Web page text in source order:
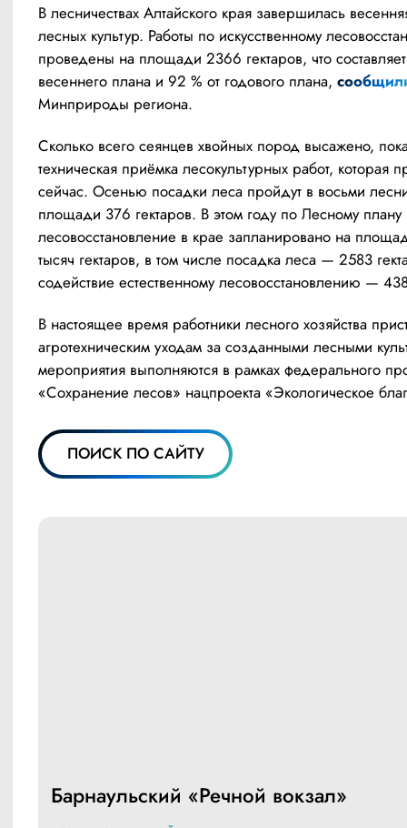
В лесничествах Алтайского края завершилась
лесных культур. Работы по искусственному
проведены на площади 2366 гектаров, что
весеннего плана и 92 % от годового плана,
Минприроды региона.
Сколько всего сеянцев хвойных пород высажено,
техническая приёмка лесокультурных работ, которая
сейчас. Осенью посадки леса пройдут в восьми
площади 376 гектаров. В этом году по Лесному плану
лесовосстановление в крае запланировано на
тысяч гектаров, в том числе посадка леса — 2583
содействие естественному лесовосстановлению —
В настоящее время работники лесного хозяйства
агротехническим уходам за созданными лесными
мероприятия выполняются в рамках федерального
«Сохранение лесов» нацпроекта «Экологическое
ПОИСК ПО САЙТУ
Барнаульский «Речной вокзал»